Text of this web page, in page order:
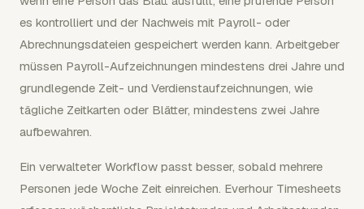
es kontrolliert und der Nachweis mit Payroll- oder
Abrechnungsdateien gespeichert werden kann. Arbeitgeber
müssen Payroll-Aufzeichnungen mindestens drei Jahre und
grundlegende Zeit- und Verdienstaufzeichnungen, wie
tägliche Zeitkarten oder Blätter, mindestens zwei Jahre
aufbewahren.
Ein verwalteter Workflow passt besser, sobald mehrere
Personen jede Woche Zeit einreichen. Everhour Timesheets